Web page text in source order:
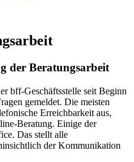
der Beratungsarbeit
bff-Geschäftsstelle seit Beginn
gemeldet. Die meisten
Erreichbarkeit aus,
Beratung. Einige der
Das stellt alle
der Kommunikation